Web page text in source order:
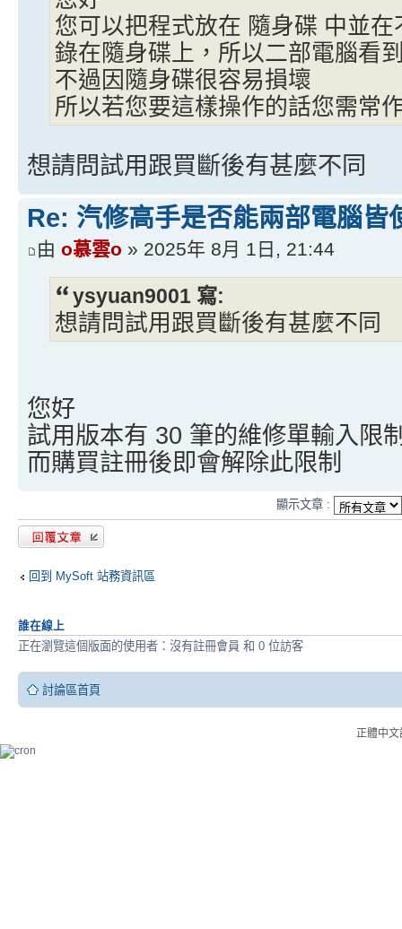
您可以把程式放在 隨身碟 中並
錄在隨身碟上，所以二部電腦看
不過因隨身碟很容易損壞
所以若您要這樣操作的話您需常
想請問試用跟買斷後有甚麼不同
Re: 汽修高手是否能兩部電腦皆
由 o慕雲o » 2025年 8月 1日, 21:44
ysyuan9001 寫:
想請問試用跟買斷後有甚麼不同
您好
試用版本有 30 筆的維修單輸入限
而購買註冊後即會解除此限制
顯示文章 :
發表回覆
回到 MySoft 站務資訊區
誰在線上
正在瀏覽這個版面的使用者：沒有註冊會員 和 0 位訪客
討論區首頁
正體中